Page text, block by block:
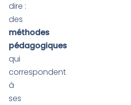
dire :
des
méthodes
pédagogiques
qui
correspondent
à
ses